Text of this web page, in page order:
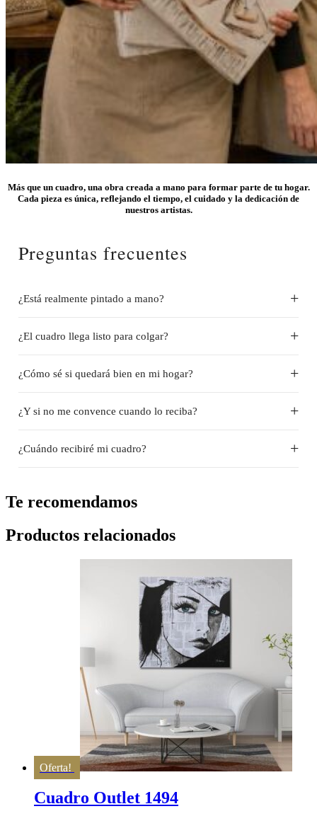
Más que un cuadro, una obra creada a mano para formar parte de tu hogar.
Cada pieza es única, reflejando el tiempo, el cuidado y la dedicación de
nuestros artistas.
Preguntas frecuentes
¿Está realmente pintado a mano?
¿El cuadro llega listo para colgar?
¿Cómo sé si quedará bien en mi hogar?
¿Y si no me convence cuando lo reciba?
¿Cuándo recibiré mi cuadro?
Te recomendamos
Productos relacionados
Oferta!
Cuadro Outlet 1494